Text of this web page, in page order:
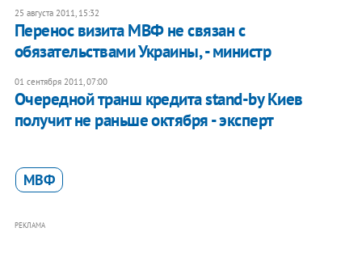
25 августа 2011, 15:32
Перенос визита МВФ не связан с
обязательствами Украины, - министр
01 сентября 2011, 07:00
Очередной транш кредита stand-by Киев
получит не раньше октября - эксперт
МВФ
РЕКЛАМА